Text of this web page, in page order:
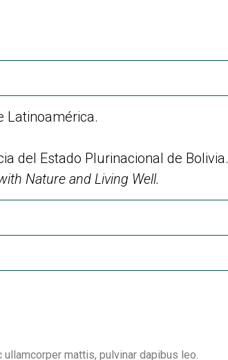
Latinoamérica.
del Estado Plurinacional de Bolivia.
Nature and Living Well.
mattis, pulvinar dapibus leo.